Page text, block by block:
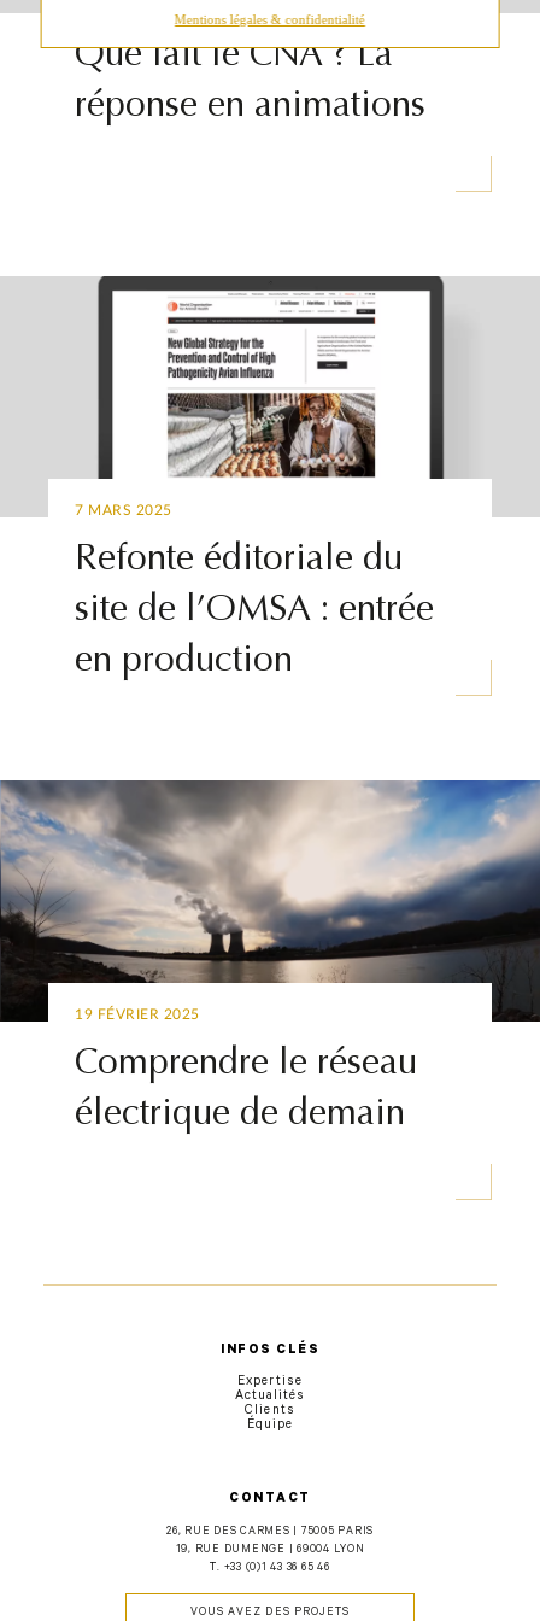
Mentions légales & confidentialité
Que fait le CNA ? La
réponse en animations
7 MARS 2025
Refonte éditoriale du
site de l’OMSA : entrée
en production
19 FÉVRIER 2025
Comprendre le réseau
électrique de demain
CONTACT
26, RUE DES CARMES | 75005 PARIS
19, RUE DUMENGE | 69004 LYON
T. +33 (0)1 43 36 65 46
VOUS AVEZ DES PROJETS
INFOS CLÉS
Expertise
Actualités
Clients
Équipe